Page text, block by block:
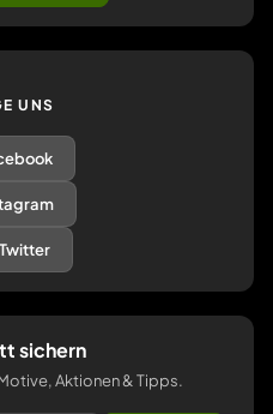
UNS
sichern
Aktionen & Tipps.